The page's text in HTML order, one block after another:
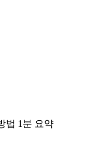
법 1분 요약